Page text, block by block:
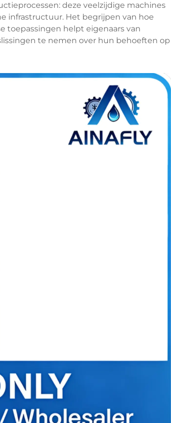
deze veelzijdige machines
infrastructuur. Het begrijpen van hoe
toepassingen helpt eigenaars van
te nemen over hun behoeften op